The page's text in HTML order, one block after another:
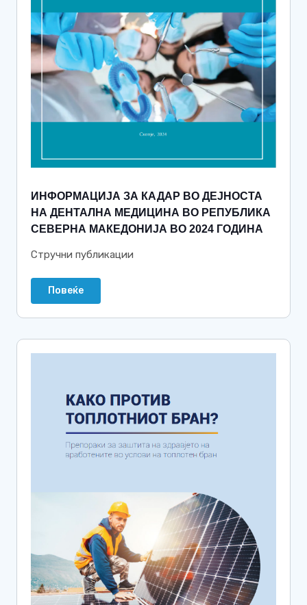
ИНФОРМАЦИJА ЗА КАДАР ВО ДЕJНОСТА
НА ДЕНТАЛНА МЕДИЦИНА ВО РЕПУБЛИКА
СЕВЕРНА МАКЕДОНИJА ВО 2024 ГОДИНА
Стручни публикации
Повеќе